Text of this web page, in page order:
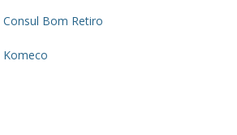
Bom Retiro
Komeco